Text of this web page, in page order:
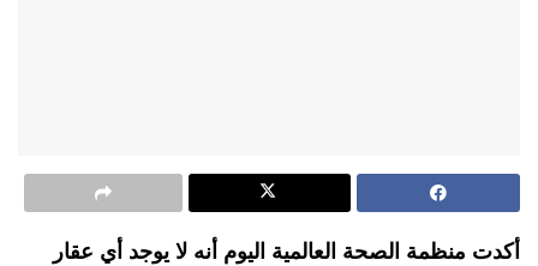
أكدت منظمة الصحة العالمية اليوم أنه لا يوجد أي عقار